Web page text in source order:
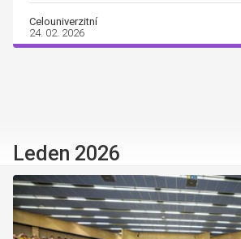
Celouniverzitní
24. 02. 2026
Leden 2026